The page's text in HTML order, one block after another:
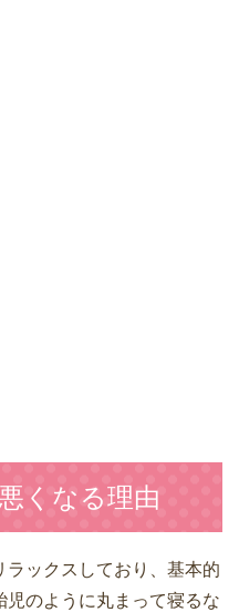
くなる理由
ックスしており、基本的
のように丸まって寝るな